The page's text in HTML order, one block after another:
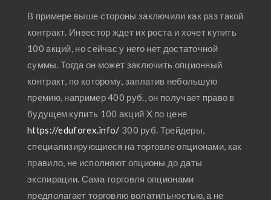
В примере выше стороны заключили как раз такой
контракт. Инвестор ждет их роста и хочет купить
100 акций, но сейчас у него нет достаточной
суммы. Тогда он может заключить опционный
контракт, по которому, заплатив небольшую
премию, например 400 руб., он получает право в
будущем купить 100 акций X по цене
https://eduforex.info/ 300 руб. Трейдеры,
специализирующиеся на торговле опционами, как
правило, не исполняют опционы до даты
экспирации. Сама торговля опционами
предполагает торговлю волатильностью, а не